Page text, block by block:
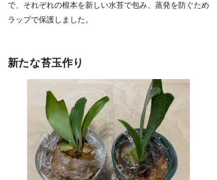
で、それぞれの根本を新しい水苔で包み、蒸発を防ぐため
ラップで保護しました。
新たな苔玉作り